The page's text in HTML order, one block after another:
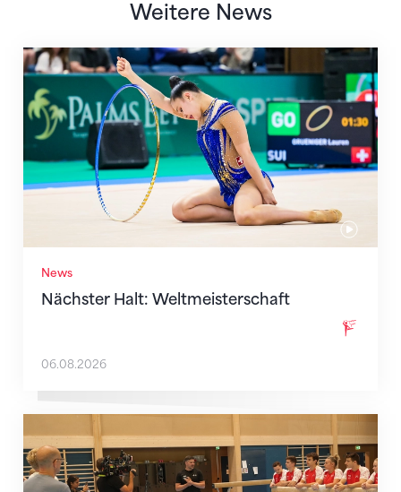
Weitere News
News
Nächster Halt: Weltmeisterschaft
Nächster Halt: Weltmeisterschaft
06.08.2026
Mit klaren Zielen nach Zagreb